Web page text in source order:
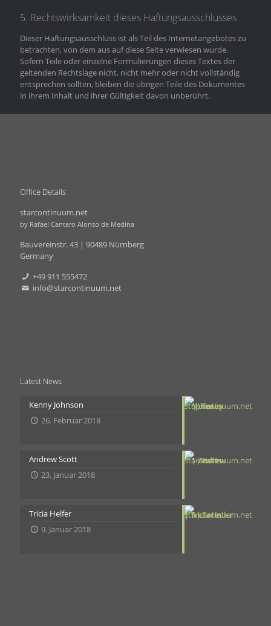
5. Rechtswirksamkeit dieses Haftungsausschlusses
Dieser Haftungsausschluss ist als Teil des Internetangebotes zu
betrachten, von dem aus auf diese Seite verwiesen wurde.
Sofern Teile oder einzelne Formulierungen dieses Textes der
geltenden Rechtslage nicht, nicht mehr oder nicht vollständig
entsprechen sollten, bleiben die übrigen Teile des Dokumentes
in ihrem Inhalt und ihrer Gültigkeit davon unberührt.
Office Details
starcontinuum.net
by Rafael Cantero Alonso de Medina
Bauvereinstr. 43 | 90489 Nürnberg
Germany
+49 911 555472
info@starcontinuum.net
Latest News
Kenny Johnson
26. Februar 2018
Andrew Scott
23. Januar 2018
Tricia Helfer
9. Januar 2018